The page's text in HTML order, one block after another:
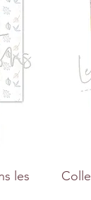
les